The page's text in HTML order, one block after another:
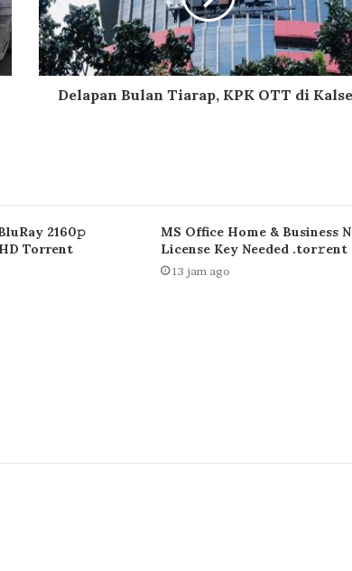
Delapan Bulan Tiarap, KPK OTT di
2160𝚙
Torrent
MS Office Home & Business
License Key Needed .tоr𝚛еnt
13 jam ago